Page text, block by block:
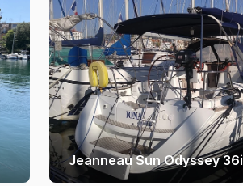
Jeanneau Sun Odyssey 36i